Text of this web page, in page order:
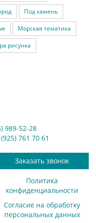
Под камень
Морская тематика
рисунка
989-52-28
761 70 61
Заказать звонок
Политика
конфиденциальности
Согласие на обработку
персональных данных